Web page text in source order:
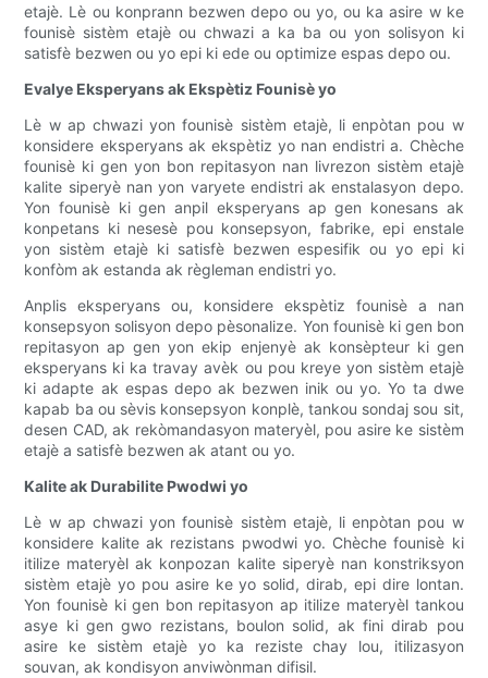
etajè. Lè ou konprann bezwen depo ou yo, ou ka asire w ke
founisè sistèm etajè ou chwazi a ka ba ou yon solisyon ki
satisfè bezwen ou yo epi ki ede ou optimize espas depo ou.
Evalye Eksperyans ak Ekspètiz Founisè yo
Lè w ap chwazi yon founisè sistèm etajè, li enpòtan pou w
konsidere eksperyans ak ekspètiz yo nan endistri a. Chèche
founisè ki gen yon bon repitasyon nan livrezon sistèm etajè
kalite siperyè nan yon varyete endistri ak enstalasyon depo.
Yon founisè ki gen anpil eksperyans ap gen konesans ak
konpetans ki nesesè pou konsepsyon, fabrike, epi enstale
yon sistèm etajè ki satisfè bezwen espesifik ou yo epi ki
konfòm ak estanda ak règleman endistri yo.
Anplis eksperyans ou, konsidere ekspètiz founisè a nan
konsepsyon solisyon depo pèsonalize. Yon founisè ki gen bon
repitasyon ap gen yon ekip enjenyè ak konsèpteur ki gen
eksperyans ki ka travay avèk ou pou kreye yon sistèm etajè
ki adapte ak espas depo ak bezwen inik ou yo. Yo ta dwe
kapab ba ou sèvis konsepsyon konplè, tankou sondaj sou sit,
desen CAD, ak rekòmandasyon materyèl, pou asire ke sistèm
etajè a satisfè bezwen ak atant ou yo.
Kalite ak Durabilite Pwodwi yo
Lè w ap chwazi yon founisè sistèm etajè, li enpòtan pou w
konsidere kalite ak rezistans pwodwi yo. Chèche founisè ki
itilize materyèl ak konpozan kalite siperyè nan konstriksyon
sistèm etajè yo pou asire ke yo solid, dirab, epi dire lontan.
Yon founisè ki gen bon repitasyon ap itilize materyèl tankou
asye ki gen gwo rezistans, boulon solid, ak fini dirab pou
asire ke sistèm etajè yo ka reziste chay lou, itilizasyon
souvan, ak kondisyon anviwònman difisil.